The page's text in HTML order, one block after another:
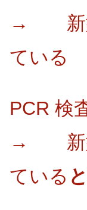
→ 新型
ている
PCR 検
→ 新型
ている